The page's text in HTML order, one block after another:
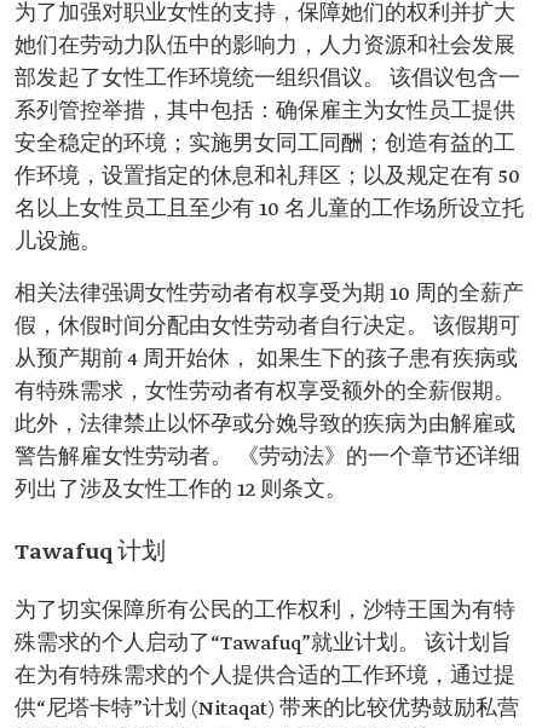
为了加强对职业女性的支持，保障她们的权利并扩大
她们在劳动力队伍中的影响力，人力资源和社会发展
部发起了女性工作环境统一组织倡议。 该倡议包含一
系列管控举措，其中包括：确保雇主为女性员工提供
安全稳定的环境；实施男女同工同酬；创造有益的工
作环境，设置指定的休息和礼拜区；以及规定在有 50
名以上女性员工且至少有 10 名儿童的工作场所设立托
儿设施。
相关法律强调女性劳动者有权享受为期 10 周的全薪产
假，休假时间分配由女性劳动者自行决定。 该假期可
从预产期前 4 周开始休， 如果生下的孩子患有疾病或
有特殊需求，女性劳动者有权享受额外的全薪假期。
此外，法律禁止以怀孕或分娩导致的疾病为由解雇或
警告解雇女性劳动者。 《劳动法》的一个章节还详细
列出了涉及女性工作的 12 则条文。
Tawafuq 计划
为了切实保障所有公民的工作权利，沙特王国为有特
殊需求的个人启动了“Tawafuq”就业计划。 该计划旨
在为有特殊需求的个人提供合适的工作环境，通过提
供“尼塔卡特”计划 (Nitaqat) 带来的比较优势鼓励私营